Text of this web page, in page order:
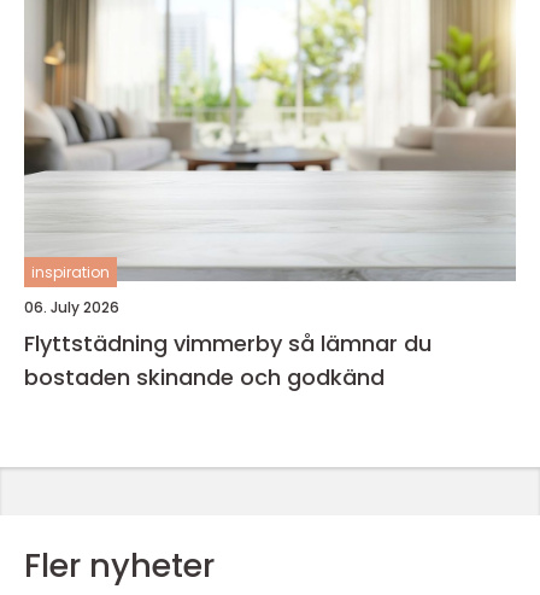
inspiration
06. July 2026
Flyttstädning vimmerby så lämnar du
bostaden skinande och godkänd
Fler nyheter